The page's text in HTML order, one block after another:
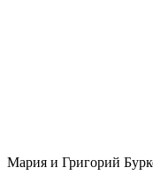
Мария и Григорий